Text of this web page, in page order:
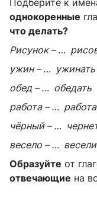
однокоренные
что делать?
Рисунок – …
ужин – … ужинать
обед – … обедать
работа – …
чёрный – …
весело – …
Образуйте от
отвечающие на